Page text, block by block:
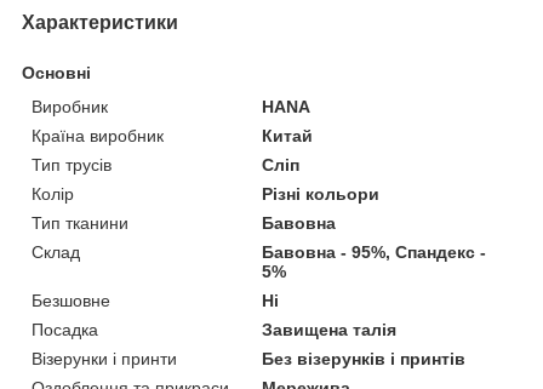
Характеристики
Основні
Виробник
HANA
Країна виробник
Китай
Тип трусів
Сліп
Колір
Різні кольори
Тип тканини
Бавовна
Склад
Бавовна - 95%, Спандекс -
5%
Безшовне
Ні
Посадка
Завищена талія
Візерунки і принти
Без візерунків і принтів